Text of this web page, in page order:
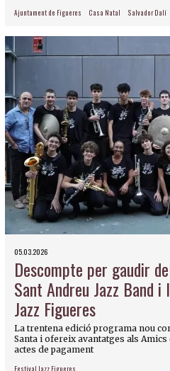
Ajuntament de Figueres Casa Natal Salvador Dalí
05.03.2026
Descompte per gaudir
Sant Andreu Jazz Band
Jazz Figueres
La trentena edició programa nou
Santa i ofereix avantatges als
actes de pagament
Festival Jazz Figueres